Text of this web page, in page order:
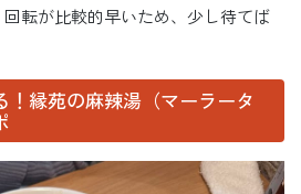
転が比較的早いため、少し待てば
！縁苑の麻辣湯（マーラータ